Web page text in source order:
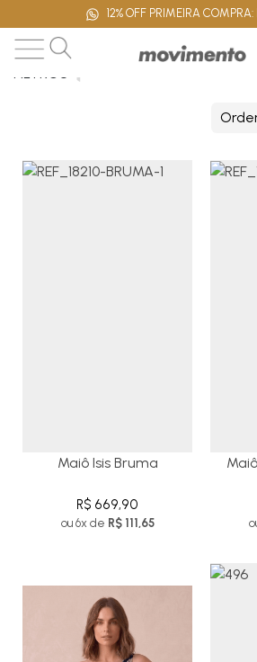
12% OFF PRIMEIRA COMPRA:
FILTROS
Maiô Isis Bruma
R$ 669,90
ou 6x de R$ 111,65